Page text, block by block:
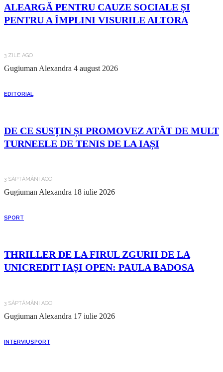
ALEARGĂ PENTRU CAUZE SOCIALE ȘI
PENTRU A ÎMPLINI VISURILE ALTORA
3 ZILE AGO
Gugiuman Alexandra 4 august 2026
EDITORIAL
DE CE SUSȚIN ȘI PROMOVEZ ATÂT DE MULT
TURNEELE DE TENIS DE LA IAȘI
3 SĂPTĂMÂNI AGO
Gugiuman Alexandra 18 iulie 2026
SPORT
THRILLER DE LA FIRUL ZGURII DE LA
UNICREDIT IAȘI OPEN: PAULA BADOSA
3 SĂPTĂMÂNI AGO
Gugiuman Alexandra 17 iulie 2026
INTERVIUSPORT